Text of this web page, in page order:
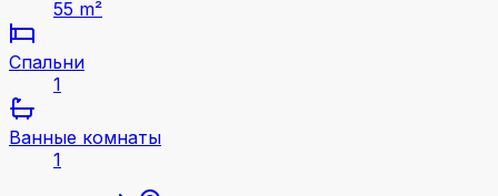
55 m²
Спальни
1
Ванные комнаты
1